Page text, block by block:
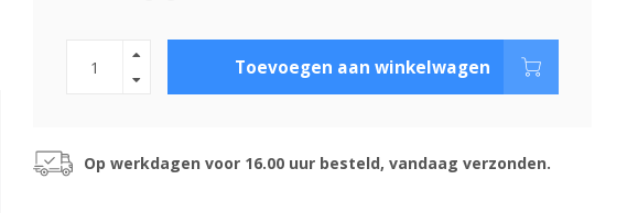
Toevoegen aan winkelwagen
Op werkdagen voor 16.00 uur besteld, vandaag verzonden.